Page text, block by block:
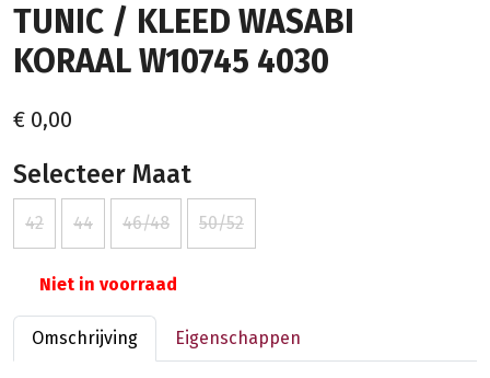
TUNIC / KLEED WASABI
KORAAL W10745 4030
€ 0,00
Selecteer Maat
42 44 46/48 50/52
Niet in voorraad
Omschrijving Eigenschappen